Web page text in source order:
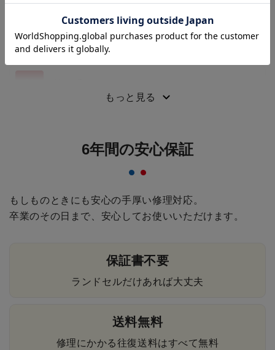
ク
反射材
もっと見る
6年間の安心保証
もしものときにも安心の手厚い修理対応。
卒業のその日まで、安心してお使いいただけます。
保証書不要
ランドセルだけあれば大丈夫
送料無料
修理にかかる往復送料はすべて無料